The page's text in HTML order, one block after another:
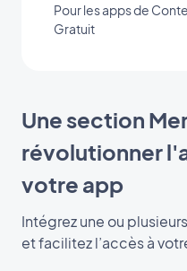
Pour les apps de
Gratuit
Une section
révolutionner
votre app
Intégrez une ou
et facilitez l’accès à